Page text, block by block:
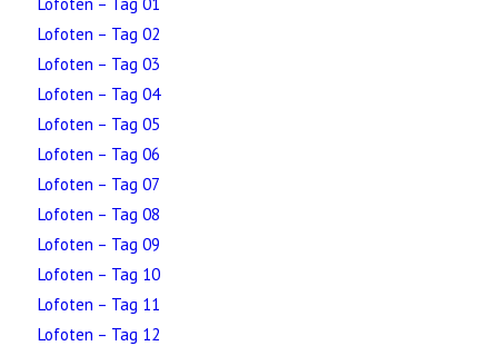
Lofoten – Tag 02
Lofoten – Tag 03
Lofoten – Tag 04
Lofoten – Tag 05
Lofoten – Tag 06
Lofoten – Tag 07
Lofoten – Tag 08
Lofoten – Tag 09
Lofoten – Tag 10
Lofoten – Tag 11
Lofoten – Tag 12